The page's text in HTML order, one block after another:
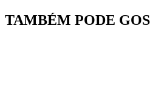
TAMBÉM PODE